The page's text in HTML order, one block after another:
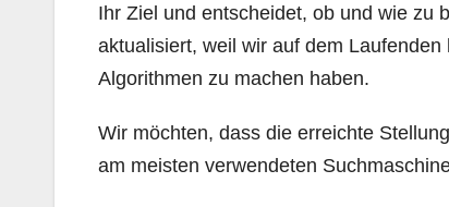
Ihr Ziel und entscheidet, ob und wie zu
aktualisiert, weil wir auf dem
Algorithmen zu machen haben.
Wir möchten, dass die erreichte
am meisten verwendeten